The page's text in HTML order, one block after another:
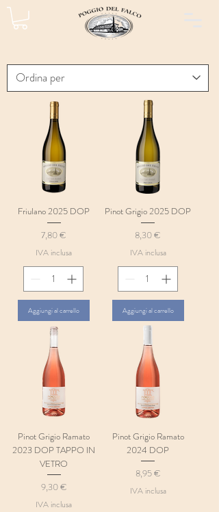
Friulano 2025 DOP
Prezzo
7,80 €
IVA inclusa
Aggiungi al carrello
Pinot Grigio 2025 DOP
Prezzo
8,30 €
IVA inclusa
Aggiungi al carrello
Pinot Grigio Ramato
2023 DOP TAPPO IN
VETRO
Prezzo
9,30 €
IVA inclusa
Pinot Grigio Ramato
2024 DOP
Prezzo
8,95 €
IVA inclusa